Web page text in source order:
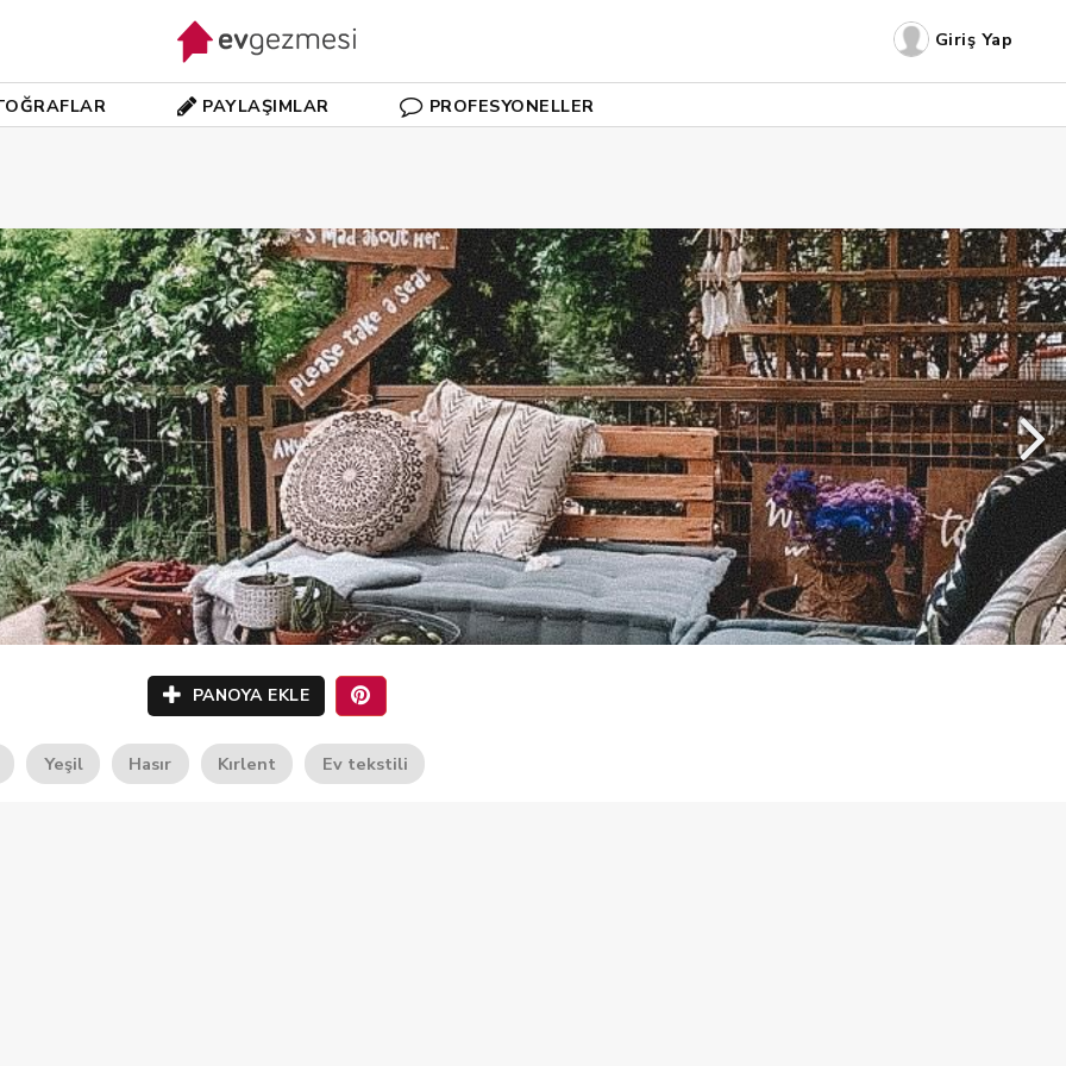
Giriş Yap
PAYLAŞIMLAR PROFESYONELLER
PANOYA EKLE
Yeşil Hasır Kırlent Ev tekstili